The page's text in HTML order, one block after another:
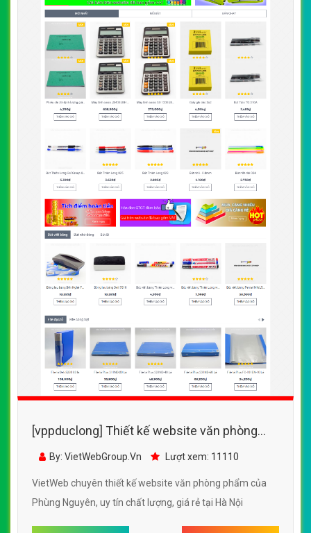
[vppduclong] Thiết kế website văn phòng
phẩm của Phùng Nguyên
By: VietWebGroup.Vn Lượt xem: 11110
VietWeb chuyên thiết kế website văn phòng phẩm của
Phùng Nguyên, uy tín chất lượng, giá rẻ tại Hà Nội